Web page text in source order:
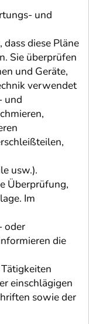
und
diese Pläne
Sie überprüfen
und Geräte,
verwendet
und
usw.).
Überprüfung,
Im
oder
die
einschlägigen
sowie der